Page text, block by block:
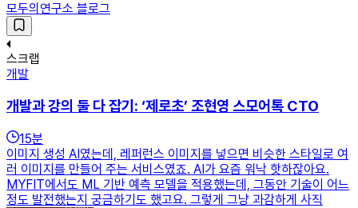
모두의연구소 블로그
스크랩
개발
개발과 강의 둘 다 잡기: ‘제로초’ 조현영 스모어톡 CTO
15분
이미지 생성 AI였는데, 레퍼런스 이미지를 넣으면 비슷한 스타일로 여
러 이미지를 만들어 주는 서비스였죠. AI가 요즘 워낙 핫하잖아요.
MYFIT에서도 ML 기반 예측 모델을 적용했는데, 그동안 기술이 어느
정도 발전했는지 궁금하기도 했고요. 그렇게 그냥 과감하게 사직